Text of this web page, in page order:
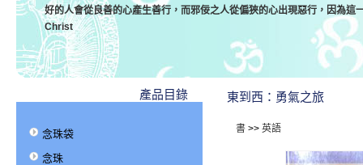
好的人會從良善的心產生善行，而邪佞之人從偏狹的心出現惡行，因為
Christ
產品目錄
念珠袋
念珠
東到西：勇氣之旅
書>> 英語